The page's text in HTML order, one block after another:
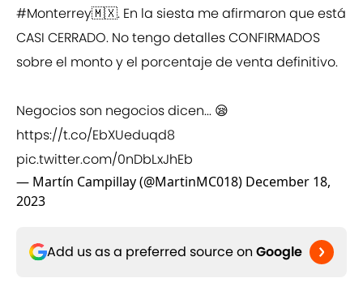
#Monterrey🇲🇽. En la siesta me afirmaron que está
CASI CERRADO. No tengo detalles CONFIRMADOS
sobre el monto y el porcentaje de venta definitivo.
Negocios son negocios dicen... 😪
https://t.co/EbXUeduqd8
pic.twitter.com/0nDbLxJhEb
— Martín Campillay (@MartinMC018) December 18,
2023
Add us as a preferred source on Google